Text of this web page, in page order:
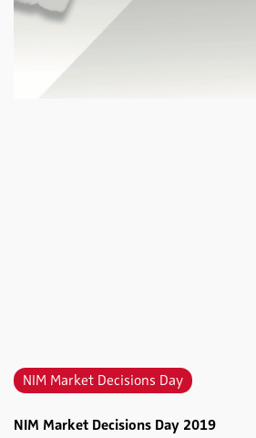
NIM Market Decisions Day
NIM Market Decisions Day 2019